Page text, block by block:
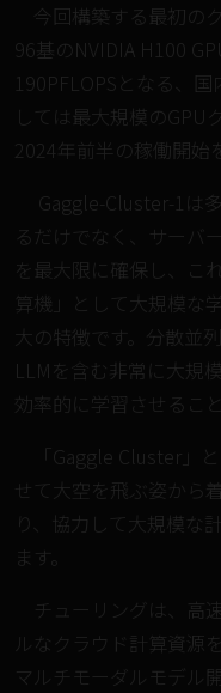
今回構築する最初の
96基のNVIDIA H100
190PFLOPSとなる、
しては最大規模のGPU
2024年前半の稼働開始
Gaggle-Cluster-1は多
るだけでなく、サーバ
を最大限に確保し、こ
算機」として大規模な
大の特徴です。分散並
LLMを含む非常に大規
効率的に学習させるこ
「Gaggle Cluster」と
せて大空を飛ぶ姿から
り、協力して大規模な
ます。
チューリングは、高
ルなクラウド計算資
マルチモーダルモデル